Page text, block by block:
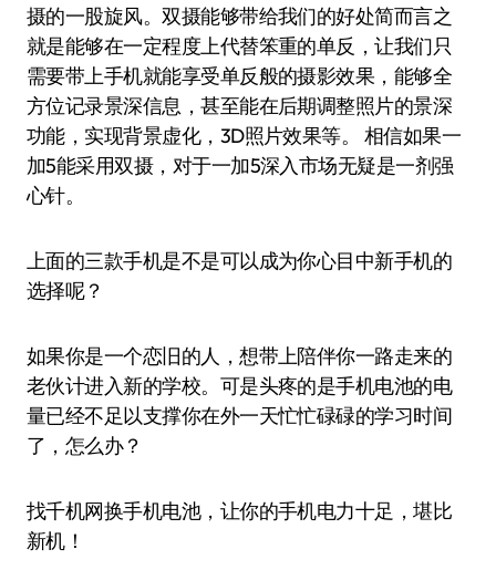
摄的一股旋风。双摄能够带给我们的好处简而言之
就是能够在一定程度上代替笨重的单反，让我们只
需要带上手机就能享受单反般的摄影效果，能够全
方位记录景深信息，甚至能在后期调整照片的景深
功能，实现背景虚化，3D照片效果等。 相信如果一
加5能采用双摄，对于一加5深入市场无疑是一剂强
心针。
上面的三款手机是不是可以成为你心目中新手机的
选择呢？
如果你是一个恋旧的人，想带上陪伴你一路走来的
老伙计进入新的学校。可是头疼的是手机电池的电
量已经不足以支撑你在外一天忙忙碌碌的学习时间
了，怎么办？
找千机网换手机电池，让你的手机电力十足，堪比
新机！